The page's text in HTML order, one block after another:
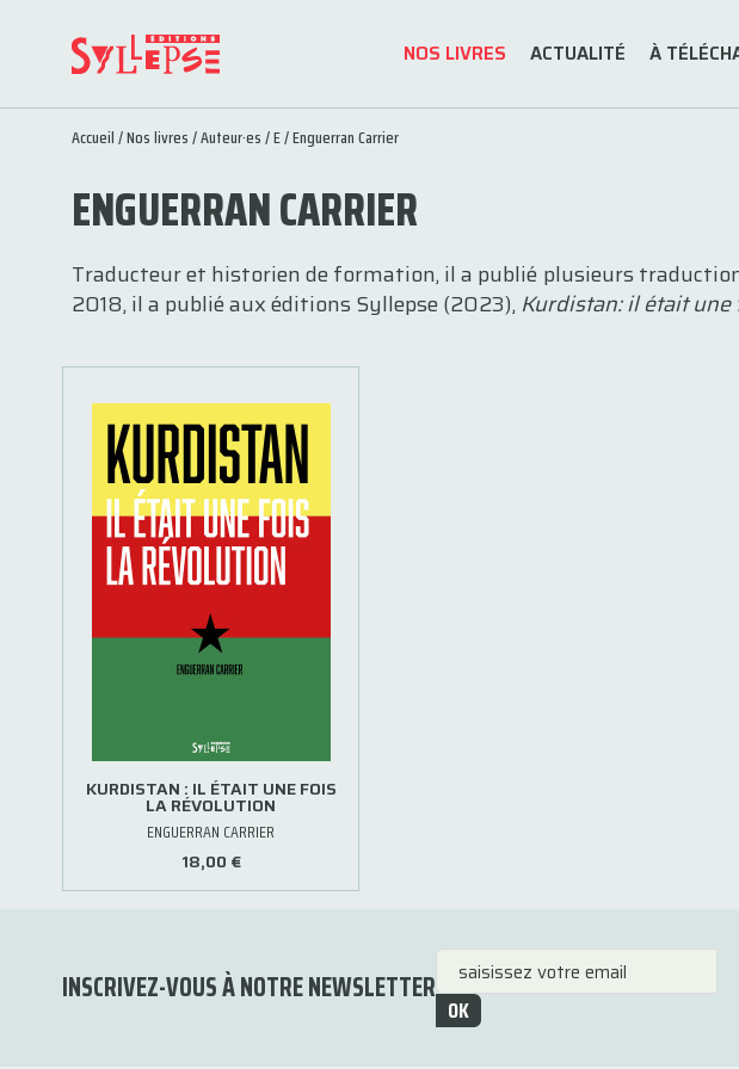
NOS LIVRES ACTUALITÉ À
Accueil/Nos livres/Auteur·es/E/ Enguerran Carrier
ENGUERRAN CARRIER
Traducteur et historien de formation, il a publié plusieurs
2018, il a publié aux éditions Syllepse (2023), Kurdistan: il était
KURDISTAN : IL ÉTAIT UNE FOIS
LA RÉVOLUTION
ENGUERRAN CARRIER
18,00 €
INSCRIVEZ-VOUS À NOTRE NEWSLETTER
OK